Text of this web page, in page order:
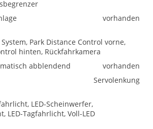
vorhanden
Park Distance Control vorne,
hinten, Rückfahrkamera
abblendend
vorhanden
Servolenkung
LED-Scheinwerfer,
LED-Tagfahrlicht, Voll-LED